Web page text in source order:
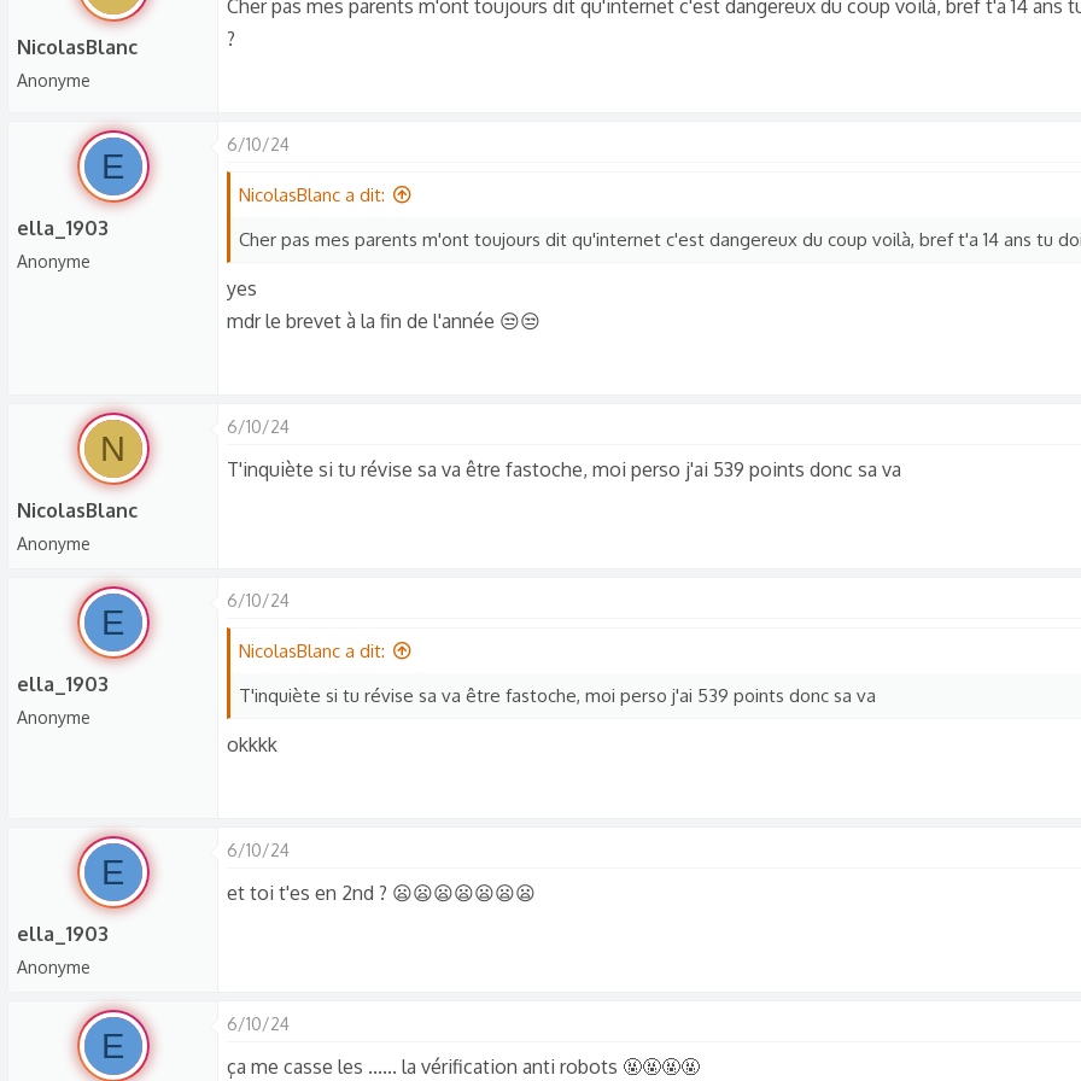
NicolasBlanc
Anonyme
Cher pas mes parents m'ont toujours dit qu'internet c'est dangereux du coup voilà, bref t'a 14 ans
?
E
ella_1903
Anonyme
6/10/24
NicolasBlanc a dit:
Cher pas mes parents m'ont toujours dit qu'internet c'est dangereux du coup voilà, bref t'a 14 ans tu
yes
mdr le brevet à la fin de l'année 😒😒
N
NicolasBlanc
Anonyme
6/10/24
T'inquiète si tu révise sa va être fastoche, moi perso j'ai 539 points donc sa va
E
ella_1903
Anonyme
6/10/24
NicolasBlanc a dit:
T'inquiète si tu révise sa va être fastoche, moi perso j'ai 539 points donc sa va
okkkk
E
ella_1903
Anonyme
6/10/24
et toi t'es en 2nd ? 😦😦😦😦😦😦😦
E
6/10/24
ça me casse les ...... la vérification anti robots 🤬🤬🤬🤬